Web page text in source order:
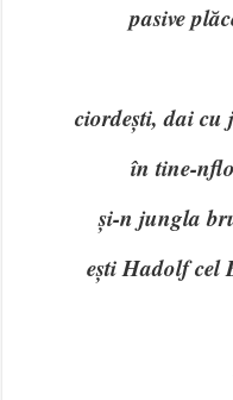
pasive
ciordești, dai cu
în tine-
și-n jungla
ești Hadolf cel